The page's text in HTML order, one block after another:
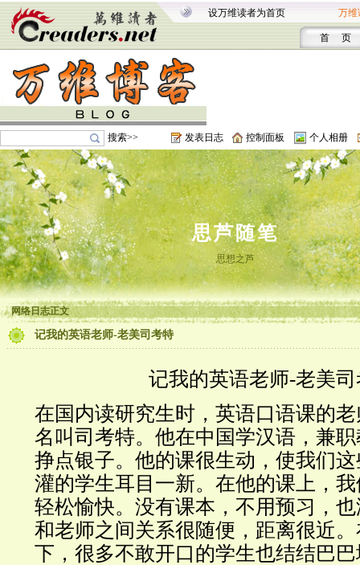
设万维读者为首页 万维
首 页
搜索>> 发表日志 控制面板 个人相册
思芦随笔
思想之芦
网络日志正文
记我的英语老师-老美司考特
记我的英语老师-老美
在国内读研究生时，英语口语课的
名叫司考特。他在中国学汉语，兼
挣点银子。他的课很生动，使我们
灌的学生耳目一新。在他的课上，
轻松愉快。没有课本，不用预习，
和老师之间关系很随便，距离很近
下，很多不敢开口的学生也结结巴